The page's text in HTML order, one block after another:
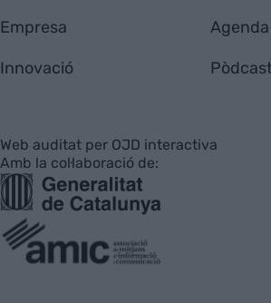
Empresa
Innovació
Agenda
Web auditat per OJD interactiva
Amb la col·laboració de: